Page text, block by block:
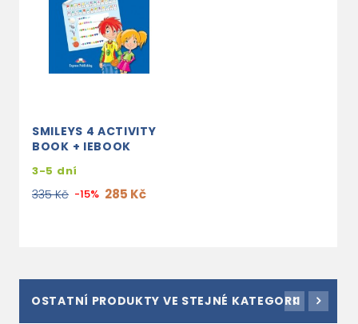
SMILEYS 4 ACTIVITY
BOOK + IEBOOK
3-5 dní
335 Kč -15% 285 Kč
OSTATNÍ PRODUKTY VE STEJNÉ KATEGORII